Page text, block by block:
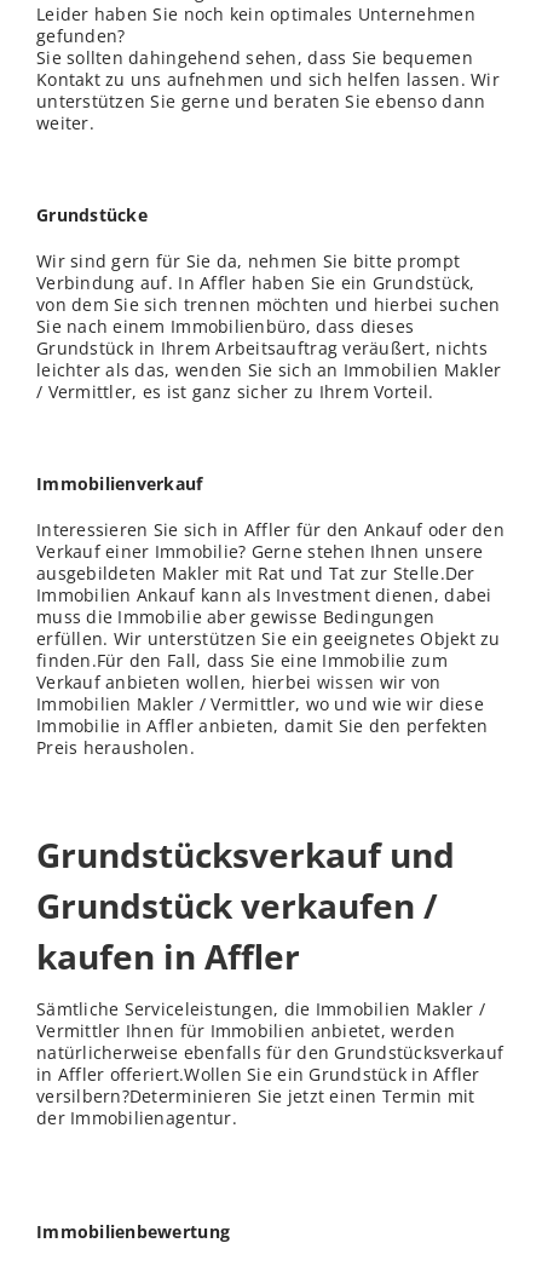
Leider haben Sie noch kein optimales Unternehmen
gefunden?
Sie sollten dahingehend sehen, dass Sie bequemen
Kontakt zu uns aufnehmen und sich helfen lassen. Wir
unterstützen Sie gerne und beraten Sie ebenso dann
weiter.
Grundstücke
Wir sind gern für Sie da, nehmen Sie bitte prompt
Verbindung auf. In Affler haben Sie ein Grundstück,
von dem Sie sich trennen möchten und hierbei suchen
Sie nach einem Immobilienbüro, dass dieses
Grundstück in Ihrem Arbeitsauftrag veräußert, nichts
leichter als das, wenden Sie sich an Immobilien Makler
/ Vermittler, es ist ganz sicher zu Ihrem Vorteil.
Immobilienverkauf
Interessieren Sie sich in Affler für den Ankauf oder den
Verkauf einer Immobilie? Gerne stehen Ihnen unsere
ausgebildeten Makler mit Rat und Tat zur Stelle.Der
Immobilien Ankauf kann als Investment dienen, dabei
muss die Immobilie aber gewisse Bedingungen
erfüllen. Wir unterstützen Sie ein geeignetes Objekt zu
finden.Für den Fall, dass Sie eine Immobilie zum
Verkauf anbieten wollen, hierbei wissen wir von
Immobilien Makler / Vermittler, wo und wie wir diese
Immobilie in Affler anbieten, damit Sie den perfekten
Preis herausholen.
Grundstücksverkauf und
Grundstück verkaufen /
kaufen in Affler
Sämtliche Serviceleistungen, die Immobilien Makler /
Vermittler Ihnen für Immobilien anbietet, werden
natürlicherweise ebenfalls für den Grundstücksverkauf
in Affler offeriert.Wollen Sie ein Grundstück in Affler
versilbern?Determinieren Sie jetzt einen Termin mit
der Immobilienagentur.
Immobilienbewertung